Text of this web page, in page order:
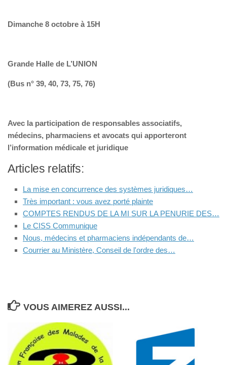
Dimanche 8 octobre à 15H
Grande Halle de L’UNION
(Bus n° 39, 40, 73, 75, 76)
Avec la participation de responsables associatifs,
médecins, pharmaciens et avocats qui apporteront
l’information médicale et juridique
Articles relatifs:
La mise en concurrence des systèmes juridiques…
Très important : vous avez porté plainte
COMPTES RENDUS DE LA MI SUR LA PENURIE DES…
Le CISS Communique
Nous, médecins et pharmaciens indépendants de…
Courrier au Ministère, Conseil de l'ordre des…
VOUS AIMEREZ AUSSI...